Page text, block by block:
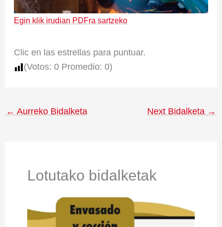
Egin klik irudian PDFra sartzeko
Clic en las estrellas para puntuar.
(Votos: 0Promedio: 0)
← Aurreko Bidalketa Next Bidalketa →
Lotutako bidalketak